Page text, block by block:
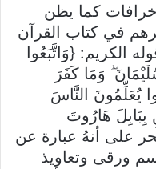
كما يظن
في كتاب القرآن
الكريم: {وَاتَّبَعُوا
وَمَا كَفَرَ
يُعَلِّمُونَ النَّاسَ
بِبَابِلَ هَارُوتَ
على أنهُ عبارة عن
ورقى وتعاويذ